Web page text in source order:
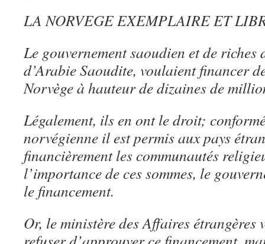
LA NORVEGE EXEMPLAIRE ET
Le gouvernement saoudien et de riches
d’Arabie Saoudite, voulaient financer
Norvège à hauteur de dizaines de
Légalement, ils en ont le droit;
norvégienne il est permis aux pays
financièrement les communautés
l’importance de ces sommes, le
le financement.
Or, le ministère des Affaires étrangères